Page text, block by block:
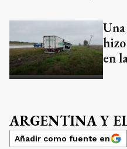
en
ARGENTINA Y
Añadir como fuente en